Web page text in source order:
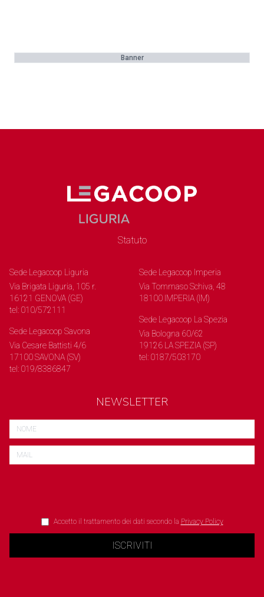
Banner
Statuto
Sede Legacoop Liguria
Via Brigata Liguria, 105 r.
16121 GENOVA (GE)
tel: 010/572111
Sede Legacoop Savona
Via Cesare Battisti 4/6
17100 SAVONA (SV)
tel: 019/8386847
Sede Legacoop Imperia
Via Tommaso Schiva, 48
18100 IMPERIA (IM)
Sede Legacoop La Spezia
Via Bologna 60/62
19126 LA SPEZIA (SP)
tel: 0187/503170
NEWSLETTER
Accetto il trattamento dei dati secondo la Privacy Policy
ISCRIVITI